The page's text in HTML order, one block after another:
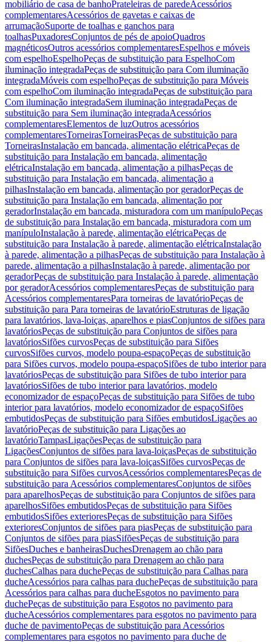
mobiliário de casa de banhoPrateleiras de paredeAcessórios
complementaresAcessórios de gavetas e caixas de
arrumaçãoSuporte de toalhas e ganchos para
toalhasPuxadoresConjuntos de pés de apoioQuadros
magnéticosOutros acessórios complementaresEspelhos e móveis
com espelhoEspelhoPeças de substituição para EspelhoCom
iluminação integradaPeças de substituição para Com iluminação
integradaMóveis com espelhoPeças de substituição para Móveis
com espelhoCom iluminação integradaPeças de substituição para
Com iluminação integradaSem iluminação integradaPeças de
substituição para Sem iluminação integradaAcessórios
complementaresElementos de luzOutros acessórios
complementaresTorneirasTorneirasPeças de substituição para
TorneirasInstalação em bancada, alimentação elétricaPeças de
substituição para Instalação em bancada, alimentação
elétricaInstalação em bancada, alimentação a pilhasPeças de
substituição para Instalação em bancada, alimentação a
pilhasInstalação em bancada, alimentação por geradorPeças de
substituição para Instalação em bancada, alimentação por
geradorInstalação em bancada, misturadora com um manípuloPeças
de substituição para Instalação em bancada, misturadora com um
manípuloInstalação à parede, alimentação elétricaPeças de
substituição para Instalação à parede, alimentação elétricaInstalação
à parede, alimentação a pilhasPeças de substituição para Instalação à
parede, alimentação a pilhasInstalação à parede, alimentação por
geradorPeças de substituição para Instalação à parede, alimentação
por geradorAcessórios complementaresPeças de substituição para
Acessórios complementaresPara torneiras de lavatórioPeças de
substituição para Para torneiras de lavatórioEstruturas de ligação
para lavatórios, lava-loiças, aparelhos e piasConjuntos de sifões para
lavatóriosPeças de substituição para Conjuntos de sifões para
lavatóriosSifões curvosPeças de substituição para Sifões
curvosSifões curvos, modelo poupa-espaçoPeças de substituição
para Sifões curvos, modelo poupa-espaçoSifões de tubo interior para
lavatóriosPeças de substituição para Sifões de tubo interior para
lavatóriosSifões de tubo interior para lavatórios, modelo
economizador de espaçoPeças de substituição para Sifões de tubo
interior para lavatórios, modelo economizador de espaçoSifões
embutidosPeças de substituição para Sifões embutidosLigações ao
lavatórioPeças de substituição para Ligações ao
lavatórioTampasLigaçõesPeças de substituição para
LigaçõesConjuntos de sifões para lava-loiçasPeças de substituição
para Conjuntos de sifões para lava-loiçasSifões curvosPeças de
substituição para Sifões curvosAcessórios complementaresPeças de
substituição para Acessórios complementaresConjuntos de sifões
para aparelhosPeças de substituição para Conjuntos de sifões para
aparelhosSifões embutidosPeças de substituição para Sifões
embutidosSifões exterioresPeças de substituição para Sifões
exterioresConjuntos de sifões para piasPeças de substituição para
Conjuntos de sifões para piasSifõesPeças de substituição para
SifõesDuches e banheirasDuchesDrenagem ao chão para
duchesPeças de substituição para Drenagem ao chão para
duchesCalhas para duchePeças de substituição para Calhas para
ducheAcessórios para calhas para duchePeças de substituição para
Acessórios para calhas para ducheEsgotos no pavimento para
duchePeças de substituição para Esgotos no pavimento para
ducheAcessórios complementares para esgotos no pavimento para
duche de pavimentoPeças de substituição para Acessórios
complementares para esgotos no pavimento para duche de